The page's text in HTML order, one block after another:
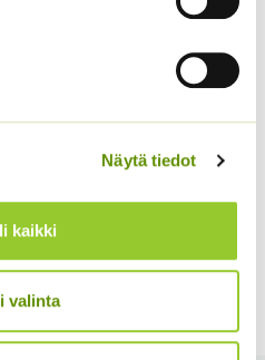
Näytä tiedot
kaikki
valinta
oli:
on:
arvonlisäveron